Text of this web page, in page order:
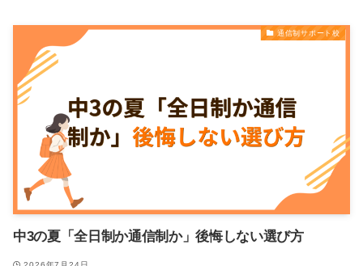
通信制サポート校
中3の夏「全日制か通信制か」後悔しない選び方